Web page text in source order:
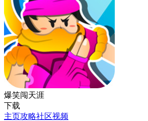
爆笑闯天涯
下载
主页攻略社区视频